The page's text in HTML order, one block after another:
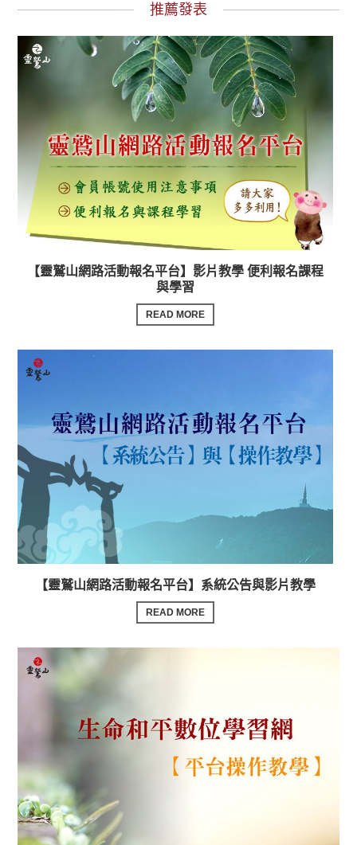
推薦發表
【靈鷲山網路活動報名平台】影片教學 便利報名課程
與學習
READ MORE
【靈鷲山網路活動報名平台】系統公告與影片教學
READ MORE